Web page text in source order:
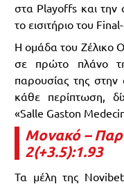
στα Playoffs και την
το εισιτήριο του
Η ομάδα του Ζέλικο
σε πρώτο πλάνο
παρουσίας της
κάθε περίπτωση,
«Salle Gaston
Μονακό –
2(+3.5):1.93
Τα μέλη της